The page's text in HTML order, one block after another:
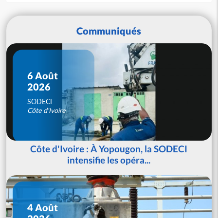
Communiqués
6 Août
2026
SODECI
Côte d'Ivoire
Côte d'Ivoire : À Yopougon, la SODECI
intensifie les opéra...
4 Août